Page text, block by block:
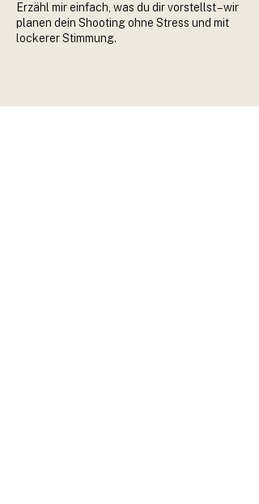
Erzähl mir einfach, was du dir vorstellst – wir
planen dein Shooting ohne Stress und mit
lockerer Stimmung.